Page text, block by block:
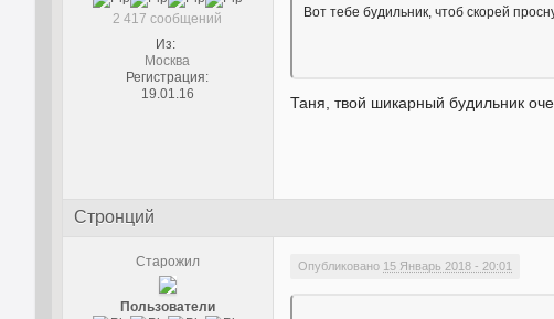
2 417 сообщений
Из:
Москва
Регистрация:
19.01.16
Вот тебе будильник, чтоб скорей
Таня, твой шикарный будильник
Стронций
Старожил
Пользователи
Опубликовано 15 Январь 2018 - 20:01